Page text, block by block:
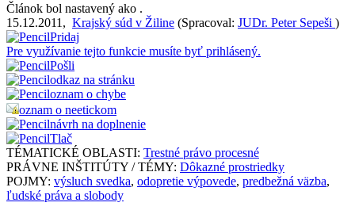
Článok bol nastavený ako .
15.12.2011 , Krajský súd v Žiline (Spracoval: JUDr. Peter Sepeši )
Pridaj
Pre využívanie tejto funkcie musíte byť prihlásený.
Pošli
odkaz na stránku
oznam o chybe
oznam o neetickom
návrh na doplnenie
Tlač
TÉMATICKÉ OBLASTI: Trestné právo procesné
PRÁVNE INŠTITÚTY / TÉMY: Dôkazné prostriedky
POJMY: výsluch svedka, odopretie výpovede, predbežná väzba,
ľudské práva a slobody